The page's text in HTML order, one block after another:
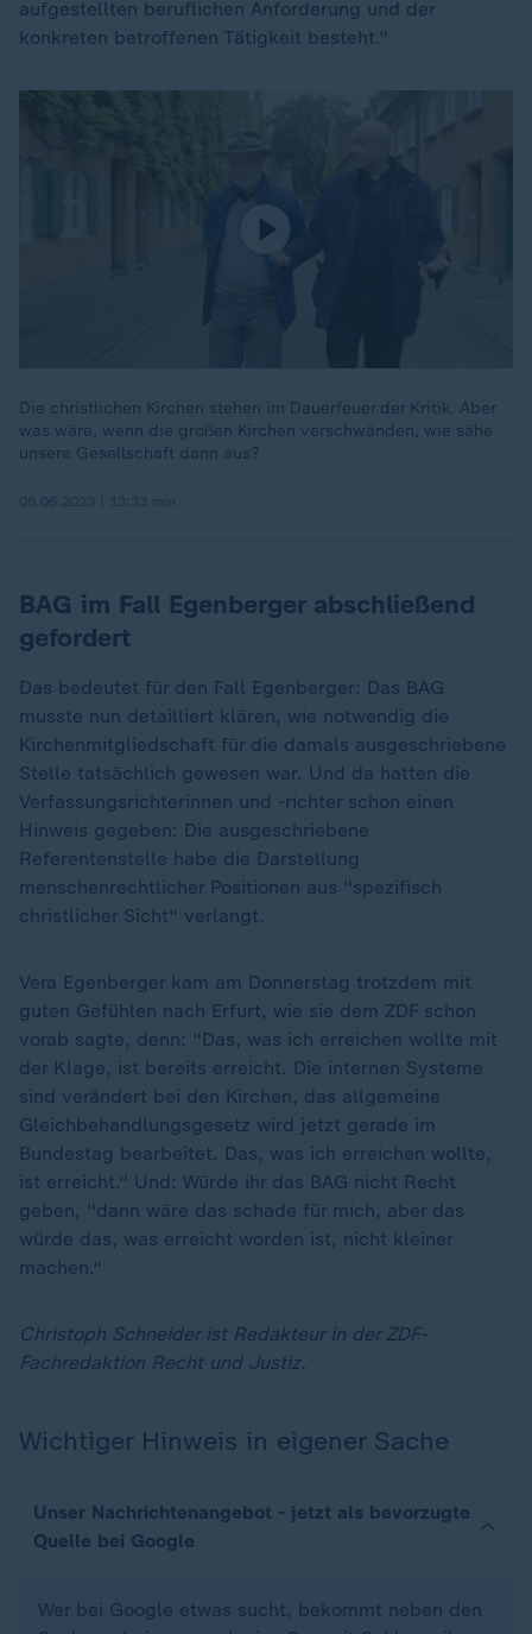
aufgestellten beruflichen Anforderung und der
konkreten betroffenen Tätigkeit besteht."
Die christlichen Kirchen stehen im Dauerfeuer der Kritik. Aber
was wäre, wenn die großen Kirchen verschwänden, wie sähe
unsere Gesellschaft dann aus?
BAG im Fall Egenberger abschließend
gefordert
Das bedeutet für den Fall Egenberger: Das BAG
musste nun detailliert klären, wie notwendig die
Kirchenmitgliedschaft für die damals ausgeschriebene
Stelle tatsächlich gewesen war. Und da hatten die
Verfassungsrichterinnen und -richter schon einen
Hinweis gegeben: Die ausgeschriebene
Referentenstelle habe die Darstellung
menschenrechtlicher Positionen aus "spezifisch
christlicher Sicht" verlangt.
Vera Egenberger kam am Donnerstag trotzdem mit
guten Gefühlen nach Erfurt, wie sie dem ZDF schon
vorab sagte, denn: "Das, was ich erreichen wollte mit
der Klage, ist bereits erreicht. Die internen Systeme
sind verändert bei den Kirchen, das allgemeine
Gleichbehandlungsgesetz wird jetzt gerade im
Bundestag bearbeitet. Das, was ich erreichen wollte,
ist erreicht." Und: Würde ihr das BAG nicht Recht
geben, "dann wäre das schade für mich, aber das
würde das, was erreicht worden ist, nicht kleiner
machen."
Christoph Schneider ist Redakteur in der ZDF-
Fachredaktion Recht und Justiz.
Wichtiger Hinweis in eigener Sache
Unser Nachrichtenangebot - jetzt als bevorzugte
Quelle bei Google
Wer bei Google etwas sucht, bekommt neben den